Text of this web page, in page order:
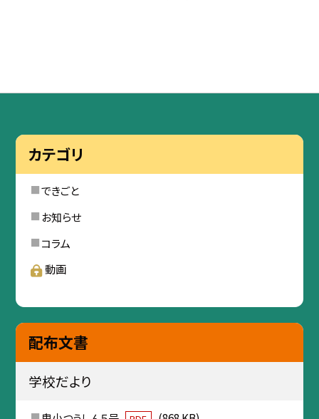
カテゴリ
できごと
お知らせ
コラム
動画
配布文書
学校だより